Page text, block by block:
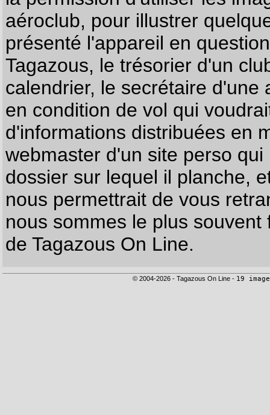
aéroclub, pour illustrer
présenté l'appareil en
Tagazous, le trésorier d'un
calendrier, le secrétaire
en condition de vol qui
d'informations distribuées en
webmaster d'un site perso
dossier sur lequel il planche,
nous permettrait de vous
nous sommes le plus
de Tagazous On Line.
© 2004-2026 - Tagazous On Line - 19